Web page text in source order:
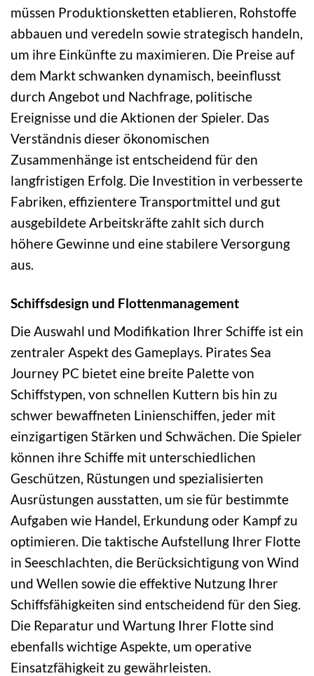
müssen Produktionsketten etablieren, Rohstoffe
abbauen und veredeln sowie strategisch handeln,
um ihre Einkünfte zu maximieren. Die Preise auf
dem Markt schwanken dynamisch, beeinflusst
durch Angebot und Nachfrage, politische
Ereignisse und die Aktionen der Spieler. Das
Verständnis dieser ökonomischen
Zusammenhänge ist entscheidend für den
langfristigen Erfolg. Die Investition in verbesserte
Fabriken, effizientere Transportmittel und gut
ausgebildete Arbeitskräfte zahlt sich durch
höhere Gewinne und eine stabilere Versorgung
aus.
Schiffsdesign und Flottenmanagement
Die Auswahl und Modifikation Ihrer Schiffe ist ein
zentraler Aspekt des Gameplays. Pirates Sea
Journey PC bietet eine breite Palette von
Schiffstypen, von schnellen Kuttern bis hin zu
schwer bewaffneten Linienschiffen, jeder mit
einzigartigen Stärken und Schwächen. Die Spieler
können ihre Schiffe mit unterschiedlichen
Geschützen, Rüstungen und spezialisierten
Ausrüstungen ausstatten, um sie für bestimmte
Aufgaben wie Handel, Erkundung oder Kampf zu
optimieren. Die taktische Aufstellung Ihrer Flotte
in Seeschlachten, die Berücksichtigung von Wind
und Wellen sowie die effektive Nutzung Ihrer
Schiffsfähigkeiten sind entscheidend für den Sieg.
Die Reparatur und Wartung Ihrer Flotte sind
ebenfalls wichtige Aspekte, um operative
Einsatzfähigkeit zu gewährleisten.